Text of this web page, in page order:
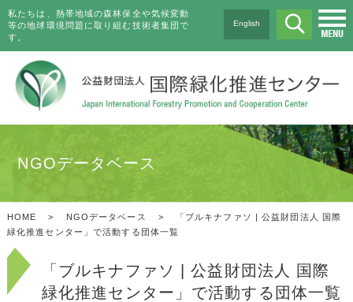
私たちは、熱帯地域の森林保全や気候変動
等の地球環境問題に取り組む技術者集団で
す。
English
NGOデータベース
HOME > NGOデータベース >
「ブルキナファソ | 公益財団法人 国際
緑化推進センター」で活動する団体一覧
「ブルキナファソ | 公益財団法人 国際
緑化推進センター」で活動する団体一覧